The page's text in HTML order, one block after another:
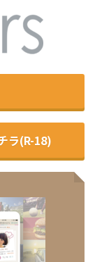
ラ(R-18)